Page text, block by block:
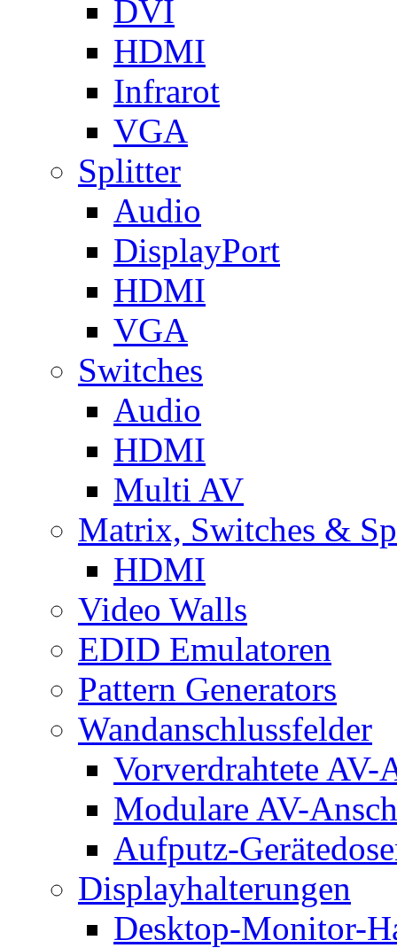
DVI
HDMI
Infrarot
VGA
Splitter
Audio
DisplayPort
HDMI
VGA
Switches
Audio
HDMI
Multi AV
Matrix, Switches &
HDMI
Video Walls
EDID Emulatoren
Pattern Generators
Wandanschlussfelder
Vorverdrahtete AV-
Modulare AV-
Aufputz-
Displayhalterungen
Desktop-Monitor-